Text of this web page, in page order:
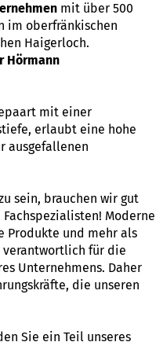
mit über 500
im oberfränkischen
Haigerloch.
Hörmann
mit einer
erlaubt eine hohe
ausgefallenen
sein, brauchen wir gut
Moderne
Produkte und mehr als
für die
Unternehmens. Daher
die unseren
Sie ein Teil unseres